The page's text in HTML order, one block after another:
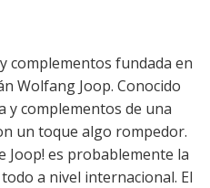
complementos fundada en
Wolfang Joop. Conocido
y complementos de una
un toque algo rompedor.
Joop! es probablemente la
a nivel internacional. El